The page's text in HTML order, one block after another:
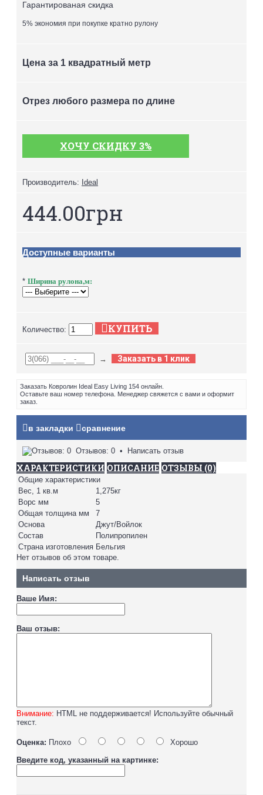
Гарантированая скидка
5% экономия при покупке кратно рулону
Цена за 1 квадратный метр
Отрез любого размера по длине
ХОЧУ СКИДКУ 3%
Производитель: Ideal
444.00грн
Доступные варианты
* Ширина рулона,м:
Количество: КУПИТЬ
→ Заказать в 1 клик
Заказать Ковролин Ideal Easy Living 154 онлайн.
Оставьте ваш номер телефона. Менеджер свяжется с вами и оформит
заказ.
в закладки сравнение
Отзывов: 0 • Написать отзыв
ХАРАКТЕРИСТИКИ ОПИСАНИЕ ОТЗЫВЫ (0)
Общие характеристики
Вес, 1 кв.м
1,275кг
Ворс мм
5
Общая толщина мм
7
Основа
Джут/Войлок
Состав
Полипропилен
Страна изготовления Бельгия
Нет отзывов об этом товаре.
Написать отзыв
Ваше Имя:
Ваш отзыв:
Внимание: HTML не поддерживается! Используйте обычный
текст.
Оценка: Плохо
Хорошо
Введите код, указанный на картинке: